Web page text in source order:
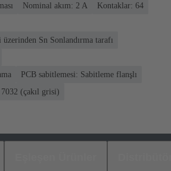
Nominal akım: ‌2 A
Kontaklar: 64
Sn Sonlandırma tarafı
PCB sabitlemesi: Sabitleme flanşlı
(çakıl grisi)